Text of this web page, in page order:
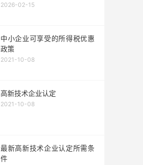
2026-02-15
中小企业可享受的所得税优惠
政策
2021-10-08
高新技术企业认定
2021-10-08
最新高新技术企业认定所需条
件